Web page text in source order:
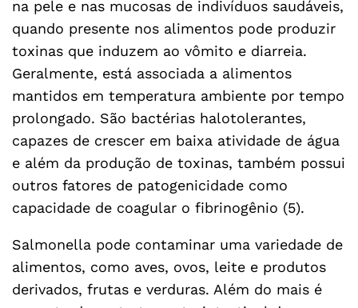
na pele e nas mucosas de indivíduos saudáveis,
quando presente nos alimentos pode produzir
toxinas que induzem ao vômito e diarreia.
Geralmente, está associada a alimentos
mantidos em temperatura ambiente por tempo
prolongado. São bactérias halotolerantes,
capazes de crescer em baixa atividade de água
e além da produção de toxinas, também possui
outros fatores de patogenicidade como
capacidade de coagular o fibrinogênio (5).
Salmonella pode contaminar uma variedade de
alimentos, como aves, ovos, leite e produtos
derivados, frutas e verduras. Além do mais é